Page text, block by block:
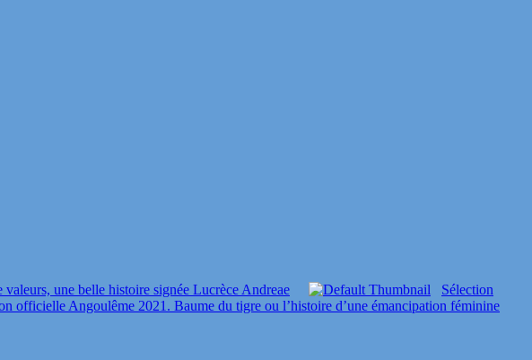
une belle histoire signée Lucrèce Andreae
Sélection
officielle Angoulême 2021. Baume du tigre ou l’histoire d’une émancipation féminine